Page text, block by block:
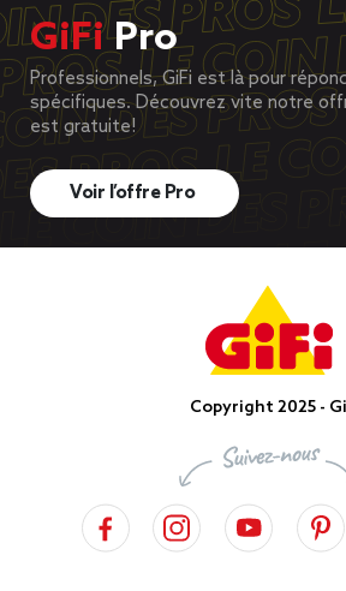
GiFiPro
Professionnels, GiFi est là pour
spécifiques. Découvrez vite notre
est gratuite!
Voir l’offre Pro
Copyright 2025 -